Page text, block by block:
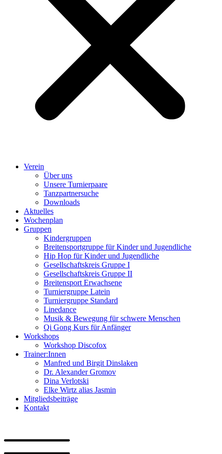
Verein
Über uns
Unsere Turnierpaare
Tanzpartnersuche
Downloads
Aktuelles
Wochenplan
Gruppen
Kindergruppen
Breitensportgruppe für Kinder und Jugendliche
Hip Hop für Kinder und Jugendliche​
Gesellschaftskreis Gruppe I
Gesellschaftskreis Gruppe II
Breitensport Erwachsene
Turniergruppe Latein
Turniergruppe Standard
Linedance
Musik & Bewegung für schwere Menschen​
Qi Gong Kurs für Anfänger
Workshops
Workshop Discofox
Trainer:Innen
Manfred und Birgit Dinslaken
Dr. Alexander Gromov
Dina Verlotski
Elke Wirtz alias Jasmin
Mitgliedsbeiträge
Kontakt